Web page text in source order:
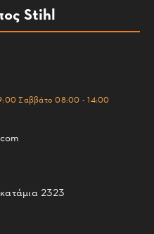
Stihl
Σαββάτο 08:00 - 14:00
2323